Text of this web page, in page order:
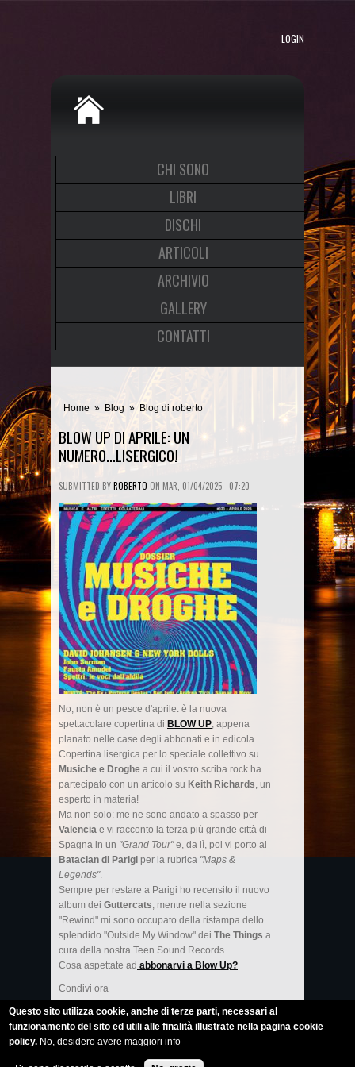
LOGIN
CHI SONO
LIBRI
DISCHI
ARTICOLI
ARCHIVIO
GALLERY
CONTATTI
Home » Blog » Blog di roberto
BLOW UP DI APRILE: UN
NUMERO...LISERGICO!
SUBMITTED BYROBERTO ON MAR, 01/04/2025 - 07:20
No, non è un pesce d'aprile: è la nuova
spettacolare copertina di BLOW UP, appena
planato nelle case degli abbonati e in edicola.
Copertina lisergica per lo speciale collettivo su
Musiche e Droghe a cui il vostro scriba rock ha
partecipato con un articolo su Keith Richards, un
esperto in materia!
Ma non solo: me ne sono andato a spasso per
Valencia e vi racconto la terza più grande città di
Spagna in un "Grand Tour"e, da lì, poi vi porto al
Bataclan di Parigi per la rubrica "Maps &
Legends".
Sempre per restare a Parigi ho recensito il nuovo
album dei Guttercats, mentre nella sezione
"Rewind" mi sono occupato della ristampa dello
splendido "Outside My Window" dei The Things a
cura della nostra Teen Sound Records.
Cosa aspettate ad abbonarvi a Blow Up?
Condivi ora
Questo sito utilizza cookie, anche di terze parti, necessari al
funzionamento del sito ed utili alle finalità illustrate nella pagina cookie
policy. No, desidero avere maggiori info